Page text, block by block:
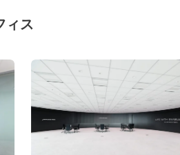
ィス